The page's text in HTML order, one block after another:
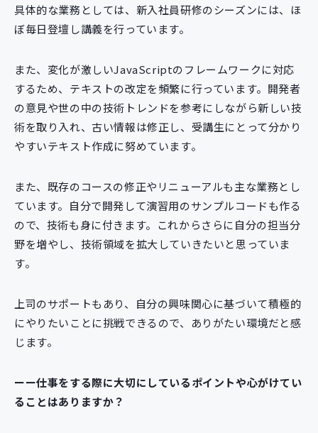
具体的な業務としては、新入社員研修のシーズンには、ほ
ぼ毎日登壇し講義を行っています。
また、変化が激しいJavaScriptのフレームワークに対応
するため、テキストの改定を頻繁に行っています。開発者
の意見や世の中の技術トレンドを参考にしながら新しい技
術を取り入れ、古い情報は修正し、受講生にとって分かり
やすいテキスト作成に努めています。
また、既存のコースの修正やリニューアルも主な業務とし
ています。自分で開発して演習用のサンプルコードも作る
ので、技術も身に付きます。これからさらに自分の担当分
野を増やし、技術領域を拡大していきたいと思っていま
す。
上司のサポートもあり、自分の興味関心に基づいて積極的
にやりたいことに挑戦できるので、ありがたい環境だと感
じます。
ーー仕事をする際に大切にしているポイントや心がけてい
ることはありますか？